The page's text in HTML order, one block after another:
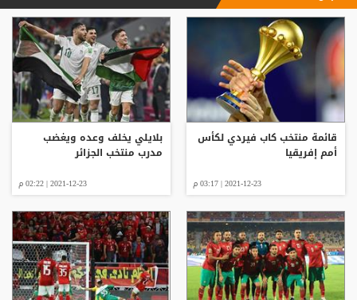
قائمة منتخب كاب فيردي لكأس
أمم إفريقيا
2021-12-23 | 03:17 م
بلايلي يخلف وعده ويغضب
مدرب منتخب الجزائر
2021-12-23 | 02:22 م